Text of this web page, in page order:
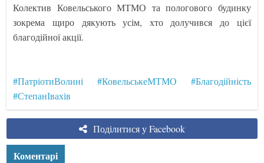
Колектив Ковельського МТМО та пологового будинку
зокрема щиро дякують усім, хто долучився до цієї
благодійної акції.
#ПатріотиВолині #КовельськеМТМО
#Благодійність
#СтепанІвахів
Поділитися у Facebook
Коментарі